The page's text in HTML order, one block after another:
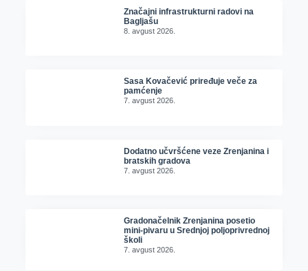
Značajni infrastrukturni radovi na
Bagljašu
8. avgust 2026.
Sasa Kovačević priređuje veče za
pamćenje
7. avgust 2026.
Dodatno učvršćene veze Zrenjanina i
bratskih gradova
7. avgust 2026.
Gradonačelnik Zrenjanina posetio
mini-pivaru u Srednjoj poljoprivrednoj
školi
7. avgust 2026.